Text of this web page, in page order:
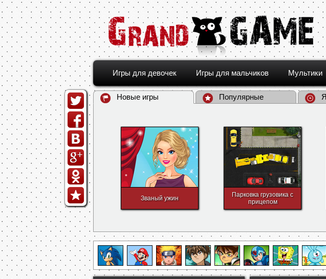
Игры для девочек Игры для мальчиков Мультики
Новые игры Популярные
Званый ужин
Парковка грузовика с
прицепом